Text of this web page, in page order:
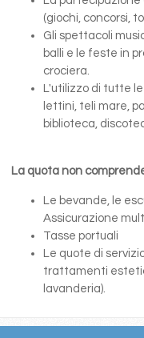
(giochi, concorsi,
Gli spettacoli
balli e le feste in
crociera.
L'utilizzo di tutte
lettini, teli mare,
biblioteca,
La quota non
Le bevande, le
Assicurazione
Tasse portuali
Le quote di
trattamenti
lavanderia).